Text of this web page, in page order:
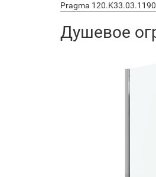
Pragma
Душевое